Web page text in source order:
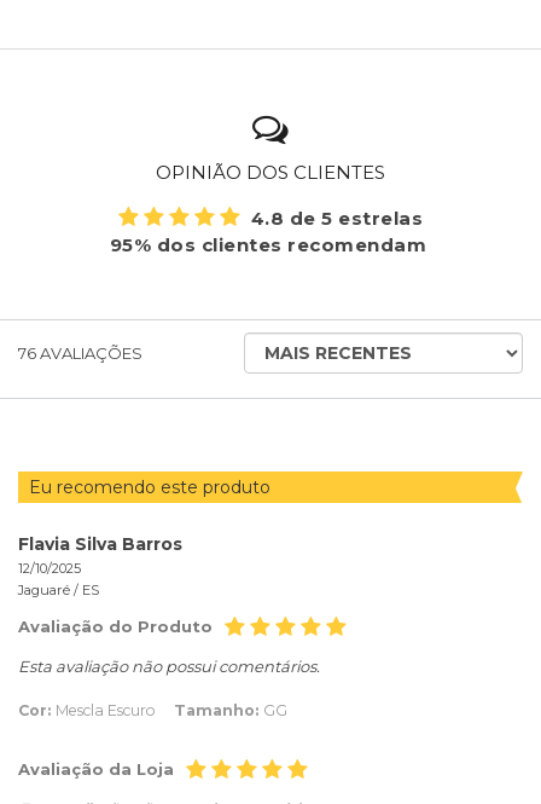
OPINIÃO DOS CLIENTES
4.8 de 5 estrelas
95% dos clientes recomendam
76AVALIAÇÕES
ORDENAR
AVALIAÇÕES
Eu recomendo este produto
Flavia Silva Barros
12/10/2025
Jaguaré / ES
Avaliação do Produto
Esta avaliação não possui comentários.
Cor: Mescla Escuro Tamanho: GG
Avaliação da Loja